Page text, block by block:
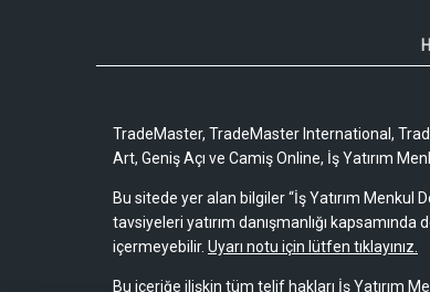
TradeMaster, TradeMaster International,
Art, Geniş Açı ve Camiş Online, İş Yatırım
Bu sitede yer alan bilgiler “İş Yatırım Menkul
tavsiyeleri yatırım danışmanlığı
içermeyebilir. Uyarı notu için lütfen tıklayınız.
Bu içeriğe ilişkin tüm telif hakları İş Yatırım